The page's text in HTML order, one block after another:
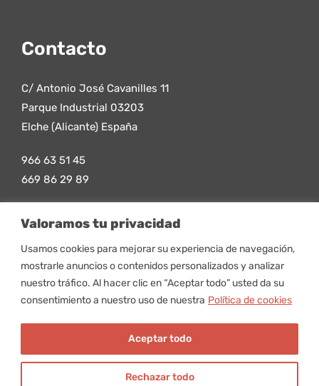
Valoramos tu privacidad
Usamos cookies para mejorar su experiencia de navegación,
mostrarle anuncios o contenidos personalizados y analizar
nuestro tráfico. Al hacer clic en “Aceptar todo” usted da su
consentimiento a nuestro uso de nuestra Política de cookies
Rechazar todo
Aceptar todo
Contacto
C/ Antonio José Cavanilles 11
Parque Industrial 03203
Elche (Alicante) España
966 63 51 45
669 86 29 89
Maquinaria pizzería profesional Alicante
© Copyright 2025 G. De la Torre |Aviso legal y Privacidad
Accesibilidad.
Citiservi Media